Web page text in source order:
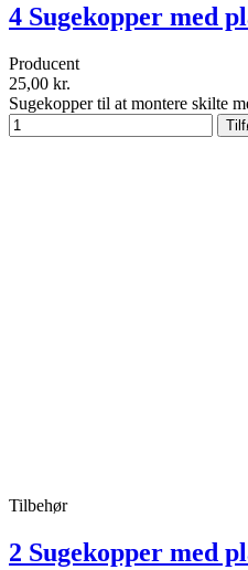
4 Sugekopper med
Producent
25,00 kr.
Sugekopper til at montere skilte
Tilbehør
2 Sugekopper med